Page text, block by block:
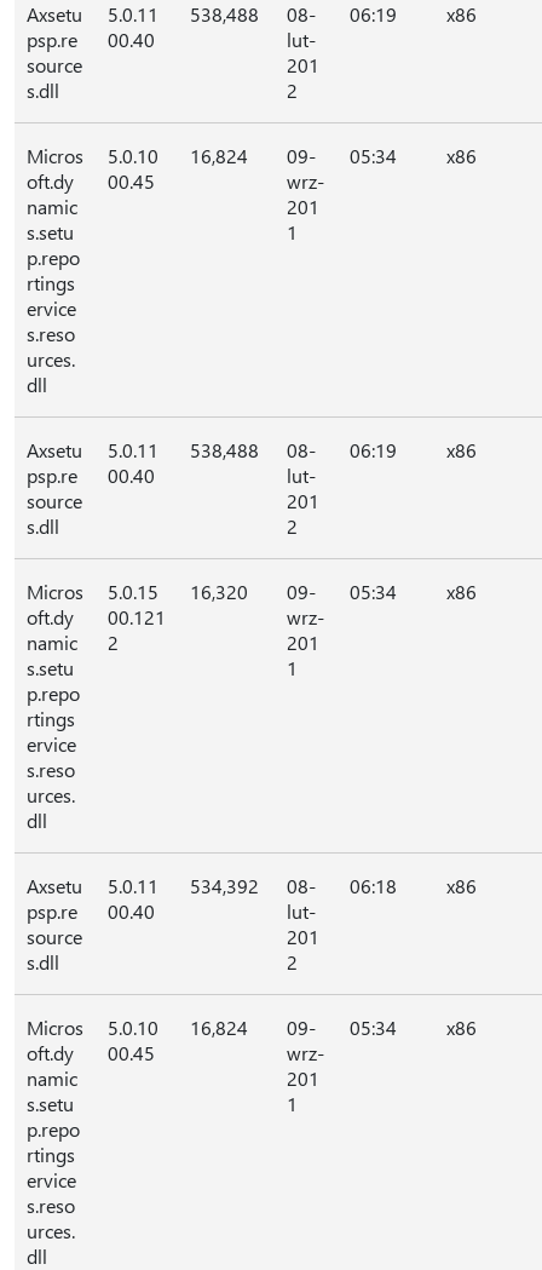
Axsetu
psp.re
source
s.dll
5.0.11
00.40
538,488
08-
lut-
201
2
06:19 x86
Micros
oft.dy
namic
s.setu
p.repo
rtings
ervice
s.reso
urces.
dll
5.0.10
00.45
16,824
09-
wrz-
201
1
05:34 x86
Axsetu
psp.re
source
s.dll
5.0.11
00.40
538,488
08-
lut-
201
2
06:19 x86
Micros
oft.dy
namic
s.setu
p.repo
rtings
ervice
s.reso
urces.
dll
5.0.15
00.121
2
16,320
09-
wrz-
201
1
05:34 x86
Axsetu
psp.re
source
s.dll
5.0.11
00.40
534,392
08-
lut-
201
2
06:18 x86
Micros
oft.dy
namic
s.setu
p.repo
rtings
ervice
s.reso
urces.
dll
5.0.10
00.45
16,824
09-
wrz-
201
1
05:34 x86